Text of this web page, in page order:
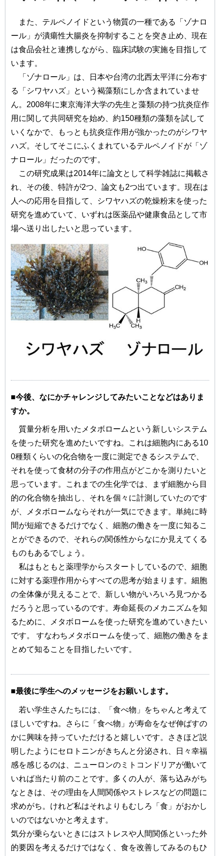
また、テルペノイドという物質の一種である「ゾナロ
ール」が潰瘍性大腸炎を抑制することを突き止め、現在
は食品会社と連携しながら、臨床試験の実施を目指して
います。
「ゾナロール」は、日本や台湾の北西太平洋に分布す
る「シワヤハズ」という褐藻類にしか含まれていませ
ん。2008年に東京海洋大学の先生と藻類の持つ抗炎症作
用に関して共同研究を始め、約150種類の藻類を試して
いくなかで、もっとも抗炎症作用が強かったのがシワヤ
ハズ。そしてそこにふくまれているテルペノイドが「ゾ
ナロール」だったのです。
この研究成果は2014年に論文として科学雑誌に掲載さ
れ、その後、特許が2つ、論文も2つ出ています。現在は
人への応用を目指して、シワヤハズの乾燥粉末を使った
研究を進めていて、いずれは医薬品や健康食品として市
場へ送り出したいと思っています。
■今後、なにかチャレンジしてみたいことなどはありま
すか。
質量分析を用いたメタボロームという新しいシステム
を使った研究を進めたいですね。これは細胞内にある10
0種類くらいの化合物を一度に測定できるシステムで、
それを使って食材の分子の作用点がどこかを測りたいと
思っています。これまでの生化学では、まず細胞から目
的の化合物を抽出し、それを個々に計測していたのです
が、メタボロームならそれが一気にできます。単純に時
間が短縮できるだけでなく、細胞の働きを一度に知るこ
とができるので、それらの関係性からなにか見えてくる
ものもあるでしょう。
私はもともと薬理学からスタートしているので、細胞
に対する薬理作用からすべての思考が始まります。細胞
の全体像が見えることで、新しい物がいろいろ見つかる
だろうと思っているのです。寿命延長のメカニズムを知
るために、メタボロームを使った研究を進めていきたい
です。 すなわちメタボロームを使って、細胞の働きをま
とめて知ることを目指したいです。
■最後に学生へのメッセージをお願いします。
若い学生さんたちには、「食べ物」をちゃんと考えて
ほしいですね。さらに「食べ物」が寿命をなぜ伸ばすの
かに興味を持っていただけると嬉しいです。さきほど説
明したようにセロトニンがきちんと分泌され、日々幸福
感を感じるのは、ニューロンのミトコンドリアが働いて
いれば当たり前のことです。多くの人が、落ち込みがち
なときは、その理由を人間関係やストレスなどの問題に
求めがち。けれど私はそれよりもむしろ「食」がおかし
いのではないかと考えます。
気分が乗らないときにはストレスや人間関係といった外
的要因を考えるだけではなく、食を改善してみるのもひ